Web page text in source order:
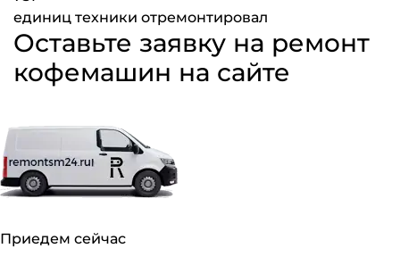
единиц техники отремонтировал
Оставьте заявку на ремонт
кофемашин на сайте
Приедем сейчас